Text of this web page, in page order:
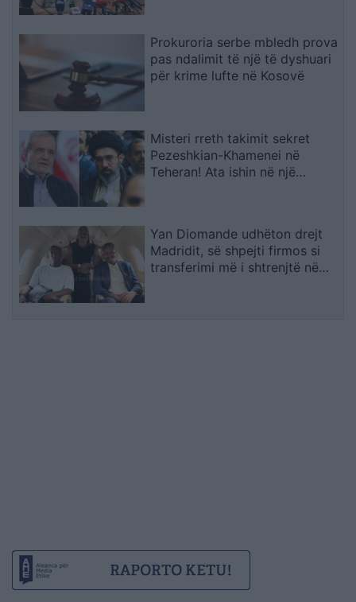
Prokuroria serbe mbledh prova
pas ndalimit të një të dyshuari
për krime lufte në Kosovë
Misteri rreth takimit sekret
Pezeshkian-Khamenei në
Teheran! Ata ishin në një
Yan Diomande udhëton drejt
Madridit, së shpejti firmos si
transferimi më i shtrenjtë në